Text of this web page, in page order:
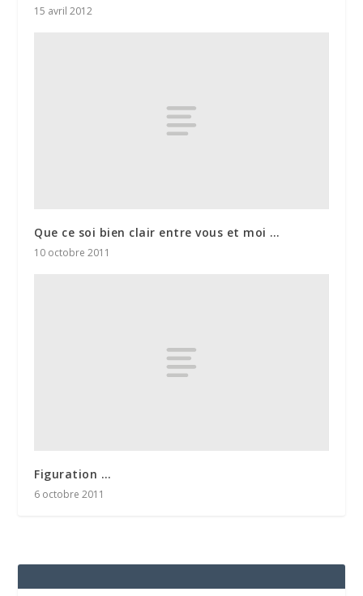
15 avril 2012
Que ce soi bien clair entre vous et moi …
10 octobre 2011
Figuration …
6 octobre 2011